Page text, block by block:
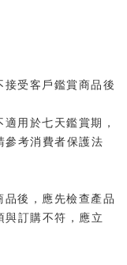
受客戶鑑賞商品後
用於七天鑑賞期，
參考消費者保護法
後，應先檢查產品
與訂購不符，應立